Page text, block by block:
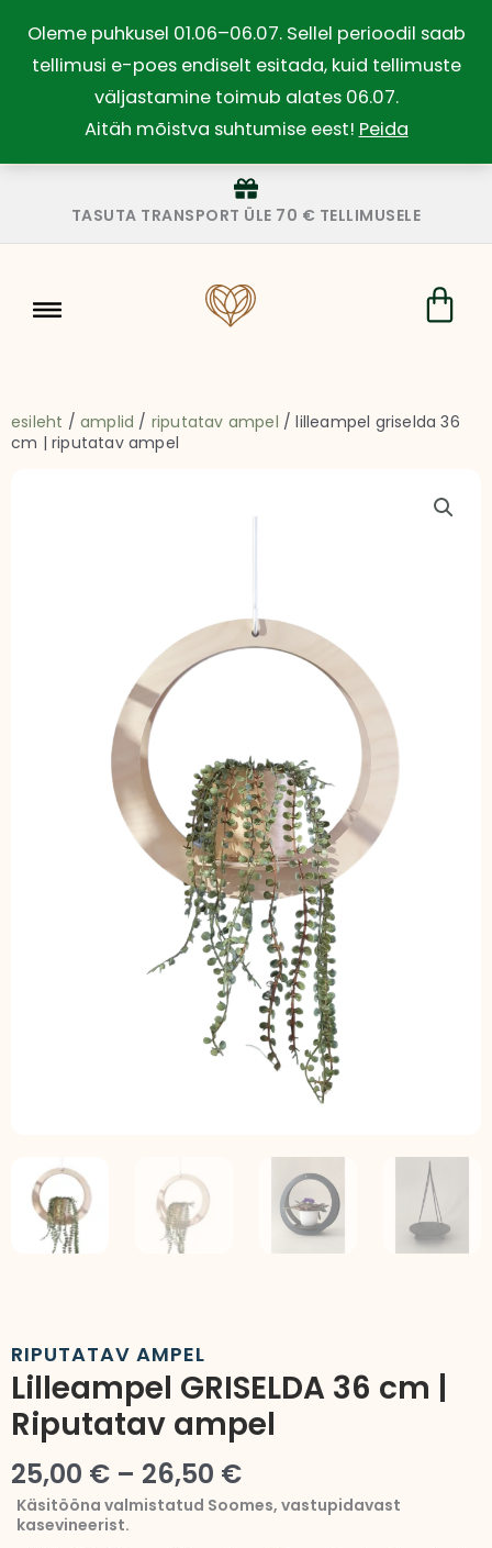
Oleme puhkusel 01.06–06.07. Sellel perioodil saab
tellimusi e-poes endiselt esitada, kuid tellimuste
väljastamine toimub alates 06.07.
Aitäh mõistva suhtumise eest! Peida
content
TASUTA TRANSPORT ÜLE 70 € TELLIMUSELE
esileht /amplid / riputatav ampel / lilleampel griselda 36
cm | riputatav ampel
RIPUTATAV AMPEL
Lilleampel GRISELDA 36 cm |
Riputatav ampel
25,00 € – 26,50 €Hinnavahemik:
25,00 €
Käsitööna valmistatud Soomes, vastupidavast
kasevineerist.